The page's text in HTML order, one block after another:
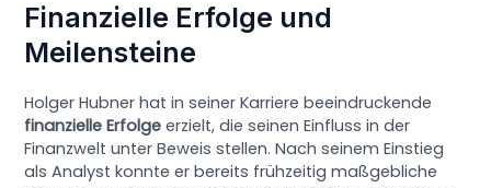
Finanzielle Erfolge und
Meilensteine
Holger Hubner hat in seiner Karriere beeindruckende
finanzielle Erfolge erzielt, die seinen Einfluss in der
Finanzwelt unter Beweis stellen. Nach seinem Einstieg
als Analyst konnte er bereits frühzeitig maßgebliche